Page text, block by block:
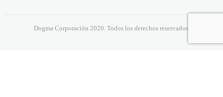
Dogma Corporación 2020. Todos los derechos reservados.